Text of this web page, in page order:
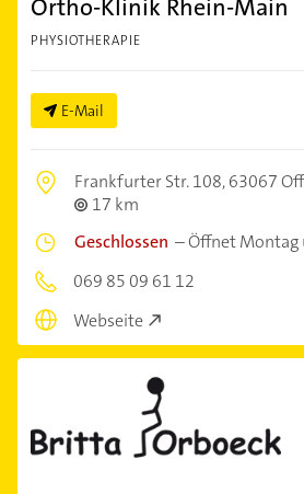
Ortho-Klinik Rhein-Main
PHYSIOTHERAPIE
E-Mail
Frankfurter Str. 108,63067
17 km
Geschlossen –Öffnet Montag
069 85 09 61 12
Webseite